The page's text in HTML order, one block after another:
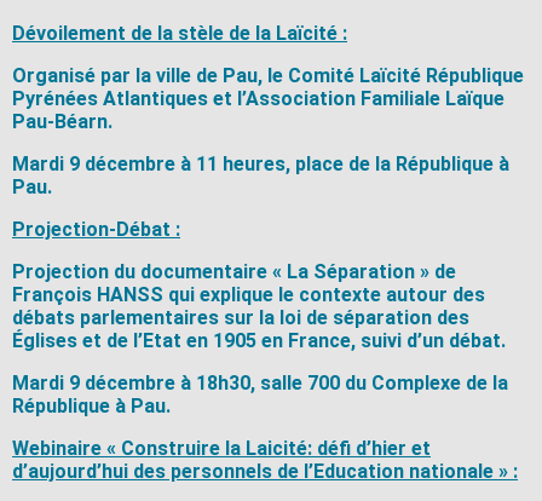
Dévoilement de la stèle de la Laïcité :
Organisé par la ville de Pau, le Comité Laïcité République
Pyrénées Atlantiques et l’Association Familiale Laïque
Pau-Béarn.
Mardi 9 décembre à 11 heures, place de la République à
Pau.
Projection-Débat :
Projection du documentaire « La Séparation » de
François HANSS qui explique le contexte autour des
débats parlementaires sur la loi de séparation des
Églises et de l’Etat en 1905 en France, suivi d’un débat.
Mardi 9 décembre à 18h30, salle 700 du Complexe de la
République à Pau.
Webinaire « Construire la Laicité: défi d’hier et
d’aujourd’hui des personnels de l’Education nationale » :